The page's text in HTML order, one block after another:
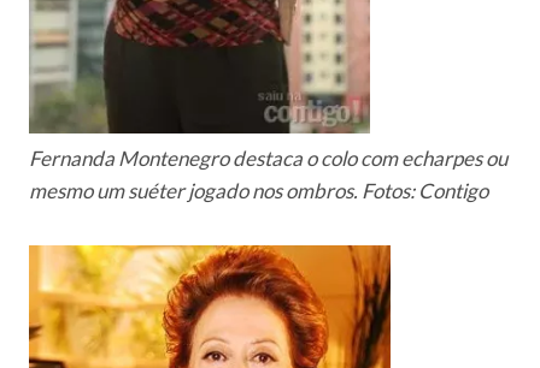
Fernanda Montenegro destaca o colo com echarpes ou
mesmo um suéter jogado nos ombros. Fotos: Contigo